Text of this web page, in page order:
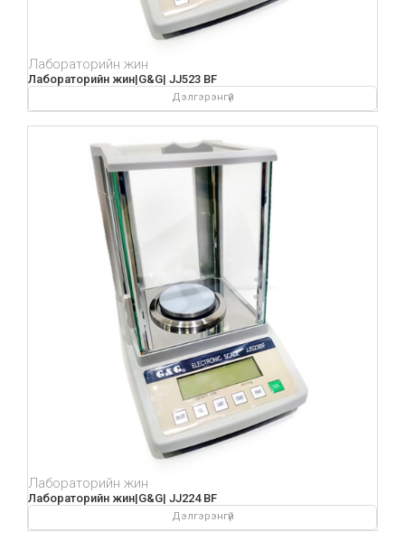
Лабораторийн жин
Лабораторийн жин|G&G| JJ523 BF
Дэлгэрэнгүй
Лабораторийн жин
Лабораторийн жин|G&G| JJ224 BF
Дэлгэрэнгүй